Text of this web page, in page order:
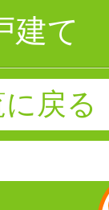
建て
戻る